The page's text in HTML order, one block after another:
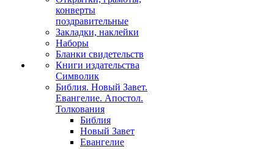
конверты
поздравительные
Закладки, наклейки
Наборы
Бланки свидетельств
Книги издательства
Символик
Библия. Новый Завет.
Евангелие. Апостол.
Толкования
Библия
Новый Завет
Евангелие